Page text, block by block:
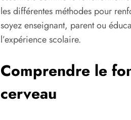
les différentes méthodes pour
soyez enseignant, parent ou
l’expérience scolaire.
Comprendre le
cerveau